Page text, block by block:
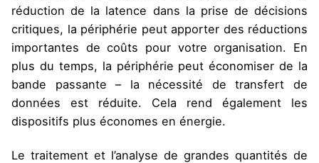
réduction de la latence dans la prise de décisions
critiques, la périphérie peut apporter des réductions
importantes de coûts pour votre organisation. En
plus du temps, la périphérie peut économiser de la
bande passante – la nécessité de transfert de
données est réduite. Cela rend également les
dispositifs plus économes en énergie.
Le traitement et l’analyse de grandes quantités de